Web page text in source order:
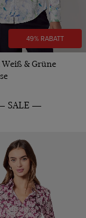
49% RABATT
Weiß & Grüne
SALE